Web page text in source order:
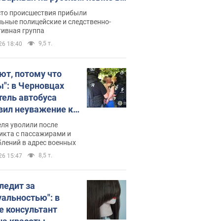
полиция составила
протокол.
происшествия прибыли
полицейские и следственно-
группа
18:40 9,5 т.
потому что
в Черновцах
автобуса
неуважение к
военным и
за это.
уволили после
с пассажирами и
в адрес военных
15:47 8,5 т.
за
в
консультант